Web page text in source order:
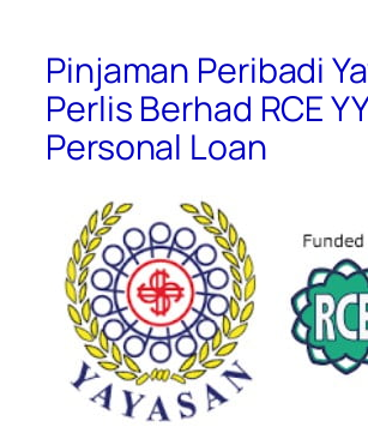
Pinjaman Peribadi
Perlis Berhad RCE
Personal Loan